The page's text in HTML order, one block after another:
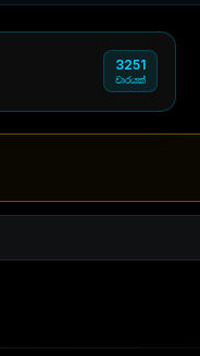
3251
වාරයක්